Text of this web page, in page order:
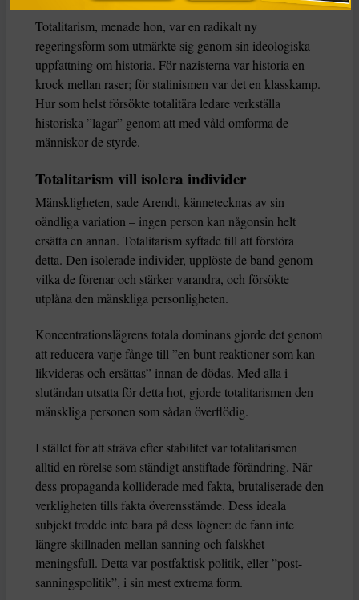
Totalitarism, menade hon, var en radikalt ny
regeringsform som utmärkte sig genom sin ideologiska
uppfattning om historia. För nazisterna var historia en
krock mellan raser; för stalinismen var det en klasskamp.
Hur som helst försökte totalitära ledare verkställa
historiska ”lagar” genom att med våld omforma de
människor de styrde.
Totalitarism vill isolera individer
Mänskligheten, sade Arendt, kännetecknas av sin
oändliga variation – ingen person kan någonsin helt
ersätta en annan. Totalitarism syftade till att förstöra
detta. Den isolerade individer, upplöste de band genom
vilka de förenar och stärker varandra, och försökte
utplåna den mänskliga personligheten.
Koncentrationslägrens totala dominans gjorde det genom
att reducera varje fånge till ”en bunt reaktioner som kan
likvideras och ersättas” innan de dödas. Med alla i
slutändan utsatta för detta hot, gjorde totalitarismen den
mänskliga personen som sådan överflödig.
I stället för att sträva efter stabilitet var totalitarismen
alltid en rörelse som ständigt anstiftade förändring. När
dess propaganda kolliderade med fakta, brutaliserade den
verkligheten tills fakta överensstämde. Dess ideala
subjekt trodde inte bara på dess lögner: de fann inte
längre skillnaden mellan sanning och falskhet
meningsfull. Detta var postfaktisk politik, eller ”post-
sanningspolitik”, i sin mest extrema form.